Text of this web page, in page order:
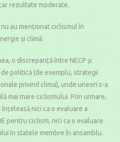
rezultate moderate.
nu au menționat ciclismul în
și climă.
o discrepanță între NECP și
politică (de exemplu, strategii
privind clima), unde uneori s-a
mai mare ciclismului. Prin urmare,
nici ca o evaluare a
pentru ciclism, nici ca o evaluare
în statele membre în ansamblu.